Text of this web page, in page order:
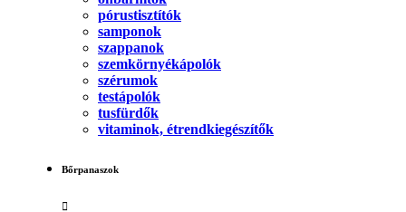
pórustisztítók
samponok
szappanok
szemkörnyékápolók
szérumok
testápolók
tusfürdők
vitaminok, étrendkiegészítők
Bőrpanaszok